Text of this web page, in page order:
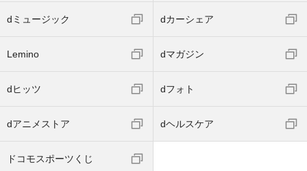
dミュージック dカーシェア
Lemino dマガジン
dヒッツ dフォト
dアニメストア dヘルスケア
ドコモスポーツくじ